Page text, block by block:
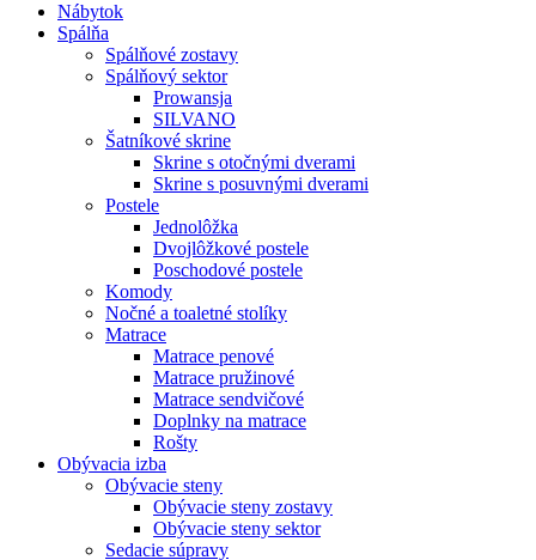
Nábytok
Spálňa
Spálňové zostavy
Spálňový sektor
Prowansja
SILVANO
Šatníkové skrine
Skrine s otočnými dverami
Skrine s posuvnými dverami
Postele
Jednolôžka
Dvojlôžkové postele
Poschodové postele
Komody
Nočné a toaletné stolíky
Matrace
Matrace penové
Matrace pružinové
Matrace sendvičové
Doplnky na matrace
Rošty
Obývacia izba
Obývacie steny
Obývacie steny zostavy
Obývacie steny sektor
Sedacie súpravy